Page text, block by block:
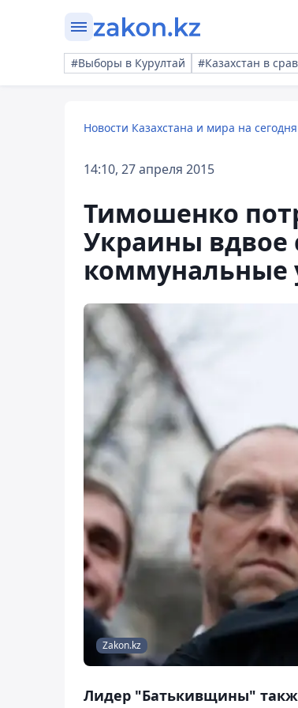
#Выборы в Курултай #Казахстан в
Новости Казахстана и мира на сегодня
14:10, 27 апреля 2015
Тимошенко
Украины вдвое
коммунальные
Zakon.kz
Лидер "Батькивщины"